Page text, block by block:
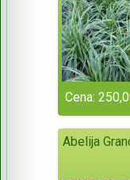
Cena:
Abelija